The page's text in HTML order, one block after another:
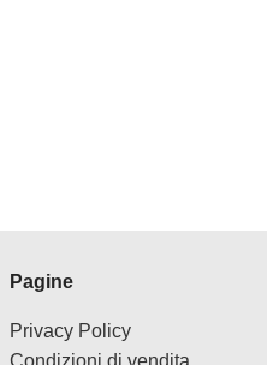
Pagine
Privacy Policy
Condizioni di vendita